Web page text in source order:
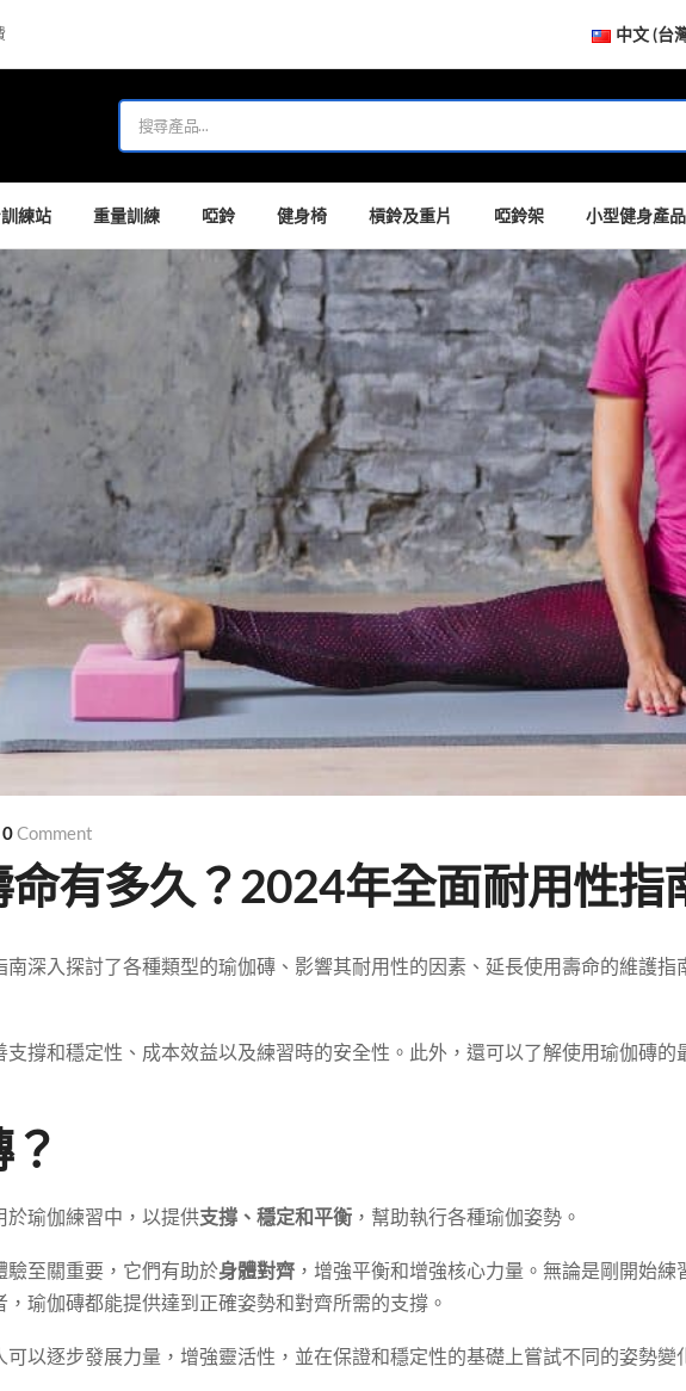
中文 (台
練站 重量訓練 啞鈴 健身椅 槓鈴及重片 啞鈴架 小型健身產品
0Comment
有多久？2024年全面耐用性指
深入探討了各種類型的瑜伽磚、影響其耐用性的因素、延長使用壽命的維護指
撐和穩定性、成本效益以及練習時的安全性。此外，還可以了解使用瑜伽磚的
於瑜伽練習中，以提供支撐、穩定和平衡 ，幫助執行各種瑜伽姿勢。
至關重要，它們有助於身體對齊 ，增強平衡和增強核心力量。無論是剛開始練
瑜伽磚都能提供達到正確姿勢和對齊所需的支撐。
以逐步發展力量，增強靈活性，並在保證和穩定性的基礎上嘗試不同的姿勢變